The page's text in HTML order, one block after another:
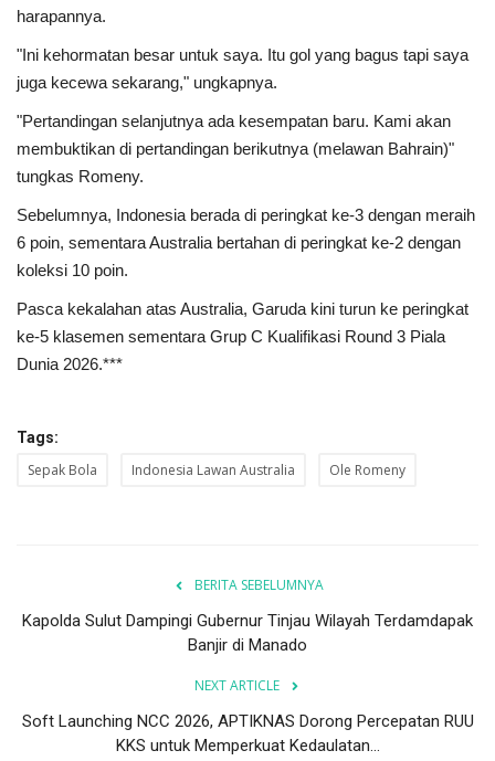
harapannya.
"Ini kehormatan besar untuk saya. Itu gol yang bagus tapi saya
juga kecewa sekarang," ungkapnya.
"Pertandingan selanjutnya ada kesempatan baru. Kami akan
membuktikan di pertandingan berikutnya (melawan Bahrain)"
tungkas Romeny.
Sebelumnya, Indonesia berada di peringkat ke-3 dengan meraih
6 poin, sementara Australia bertahan di peringkat ke-2 dengan
koleksi 10 poin.
Pasca kekalahan atas Australia, Garuda kini turun ke peringkat
ke-5 klasemen sementara Grup C Kualifikasi Round 3 Piala
Dunia 2026.***
Tags:
Sepak Bola Indonesia Lawan Australia Ole Romeny
BERITA SEBELUMNYA
Kapolda Sulut Dampingi Gubernur Tinjau Wilayah Terdamdapak
Banjir di Manado
NEXT ARTICLE
Soft Launching NCC 2026, APTIKNAS Dorong Percepatan RUU
KKS untuk Memperkuat Kedaulatan...